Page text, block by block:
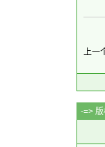
上一
-=>